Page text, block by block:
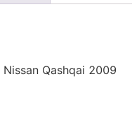
Nissan Qashqai 2009